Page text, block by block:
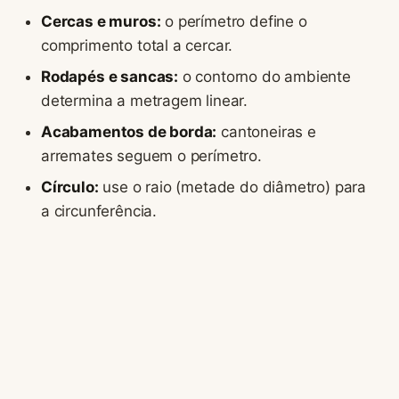
Cercas e muros: o perímetro define o
comprimento total a cercar.
Rodapés e sancas: o contorno do ambiente
determina a metragem linear.
Acabamentos de borda: cantoneiras e
arremates seguem o perímetro.
Círculo: use o raio (metade do diâmetro) para
a circunferência.